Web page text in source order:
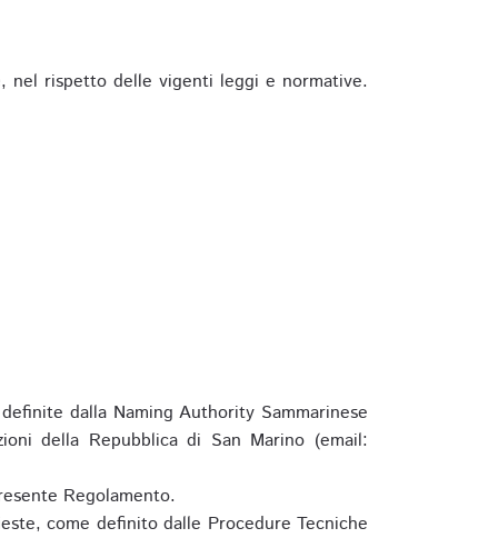
nel rispetto delle vigenti leggi e normative.
dalla Naming Authority Sammarinese
della Repubblica di San Marino (email:
Regolamento.
come definito dalle Procedure Tecniche